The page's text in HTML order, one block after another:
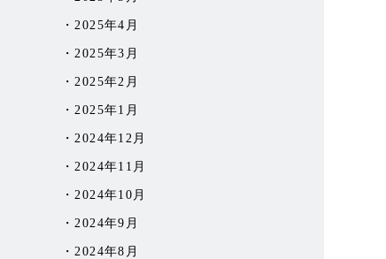
2025年4月
2025年3月
2025年2月
2025年1月
2024年12月
2024年11月
2024年10月
2024年9月
2024年8月